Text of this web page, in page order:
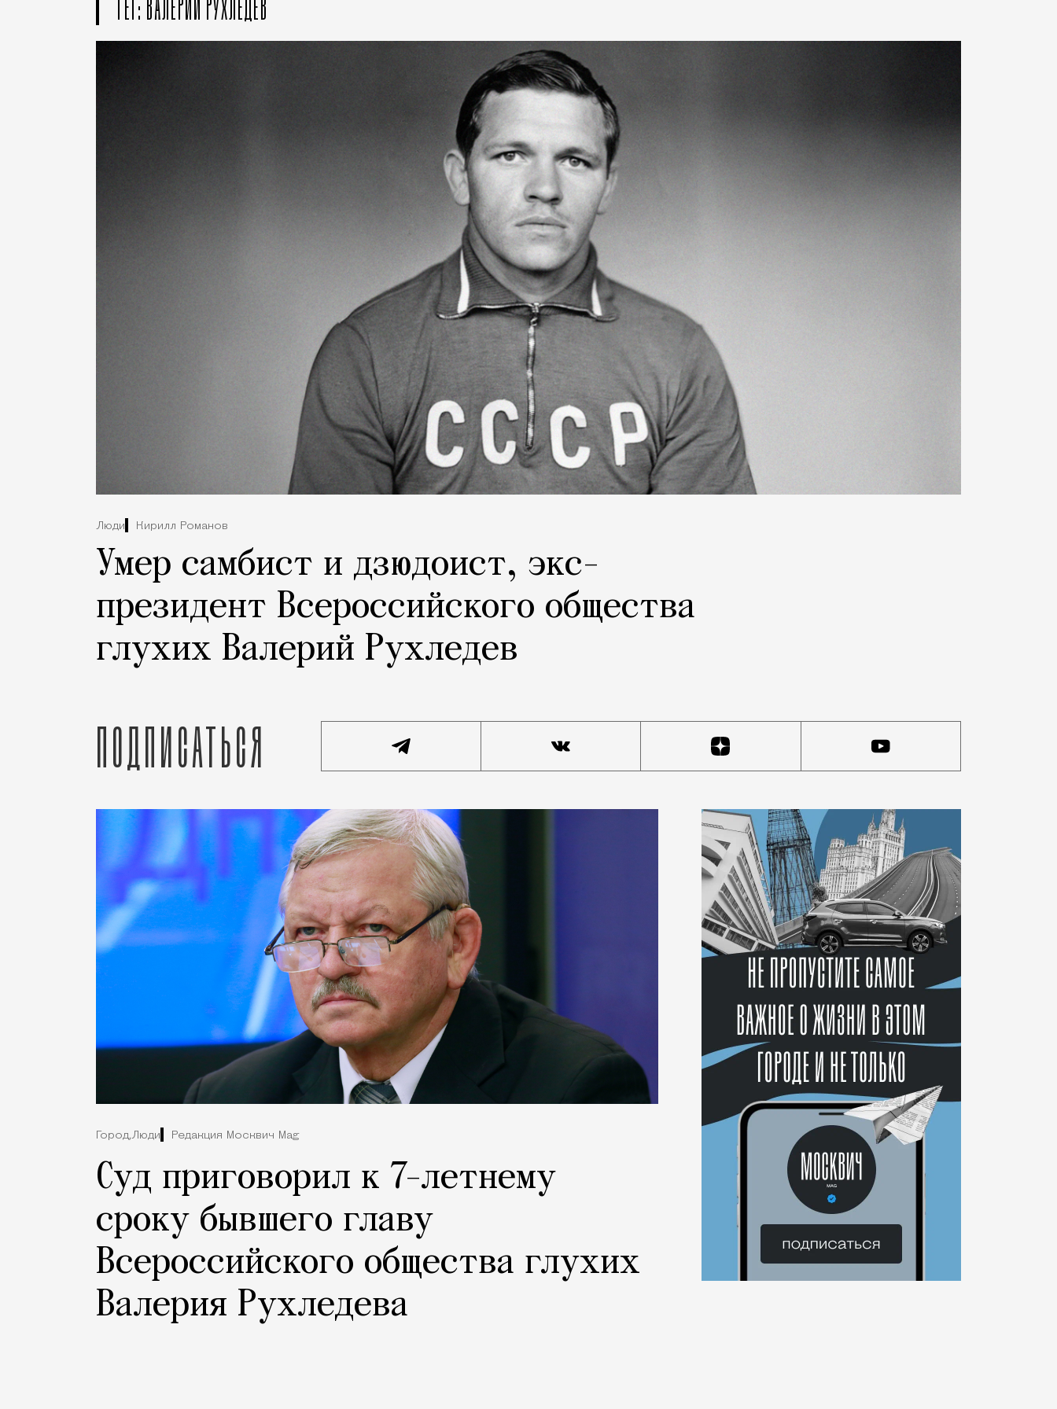
Люди Кирилл Романов
Умер самбист и дзюдоист, экс-
президент Всероссийского общества
глухих Валерий Рухледев
Подписаться
Город,Люди Редакция Москвич Mag
Суд приговорил к 7-летнему
сроку бывшего главу
Всероссийского общества глухих
Валерия Рухледева